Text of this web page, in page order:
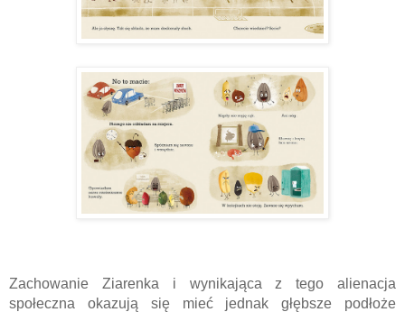
Zachowanie Ziarenka i wynikająca z tego alienacja
społeczna okazują się mieć jednak głębsze podłoże